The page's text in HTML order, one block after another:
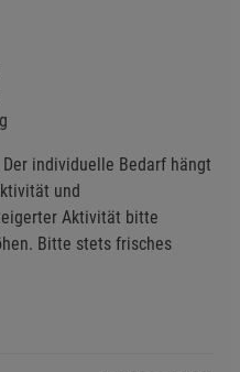
individuelle Bedarf hängt
und
Aktivität bitte
Bitte stets frisches